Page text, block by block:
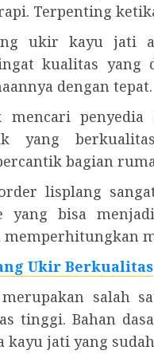
Terpenting
ukir kayu jati
kualitas yang
dengan tepat.
mencari
yang
bagian
lisplang
yang bisa
memperhitungkan
Ukir Berkualitas
salah
tinggi. Bahan
kayu jati yang